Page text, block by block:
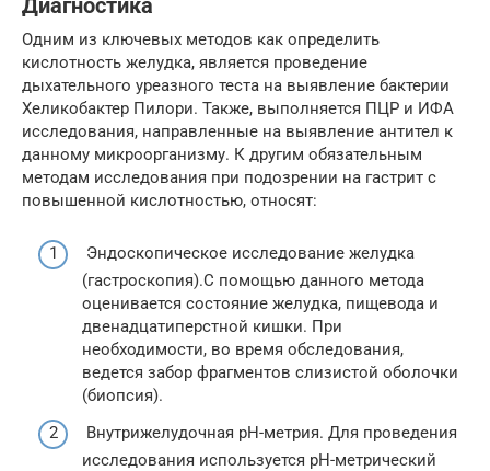
Диагностика
Одним из ключевых методов как определить
кислотность желудка, является проведение
дыхательного уреазного теста на выявление бактерии
Хеликобактер Пилори. Также, выполняется ПЦР и ИФА
исследования, направленные на выявление антител к
данному микроорганизму. К другим обязательным
методам исследования при подозрении на гастрит с
повышенной кислотностью, относят:
Эндоскопическое исследование желудка
(гастроскопия).С помощью данного метода
оценивается состояние желудка, пищевода и
двенадцатиперстной кишки. При
необходимости, во время обследования,
ведется забор фрагментов слизистой оболочки
(биопсия).
Внутрижелудочная pН-метрия. Для проведения
исследования используется pН-метрический